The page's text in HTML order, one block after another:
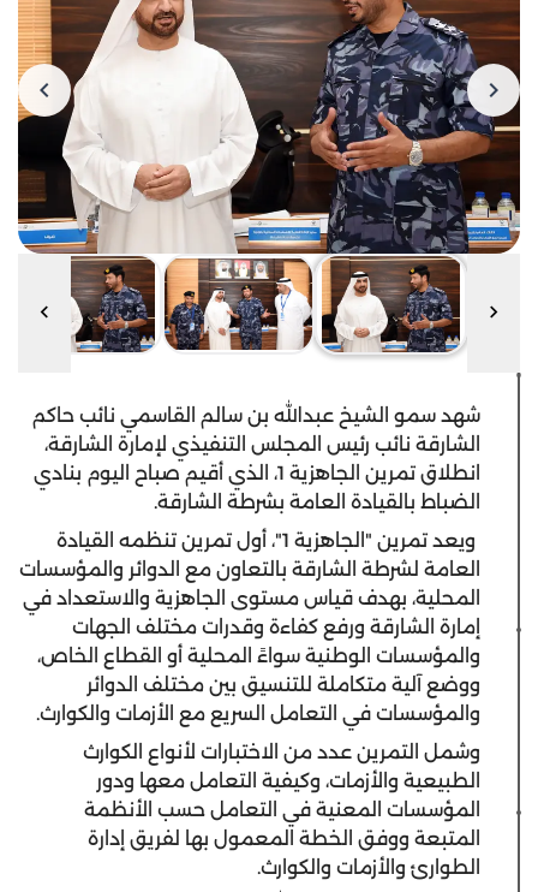
شهد سمو الشيخ عبدالله بن سالم القاسمي نائب حاكم
الشارقة نائب رئيس المجلس التنفيذي لإمارة الشارقة،
انطلاق تمرين الجاهزية 1، الذي أقيم صباح اليوم بنادي
الضباط بالقيادة العامة بشرطة الشارقة.
ويعد تمرين "الجاهزية 1"، أول تمرين تنظمه القيادة
العامة لشرطة الشارقة بالتعاون مع الدوائر والمؤسسات
المحلية، بهدف قياس مستوى الجاهزية والاستعداد في
إمارة الشارقة ورفع كفاءة وقدرات مختلف الجهات
والمؤسسات الوطنية سواءً المحلية أو القطاع الخاص،
ووضع آلية متكاملة للتنسيق بين مختلف الدوائر
والمؤسسات في التعامل السريع مع الأزمات والكوارث.
وشمل التمرين عدد من الاختبارات لأنواع الكوارث
الطبيعية والأزمات، وكيفية التعامل معها ودور
المؤسسات المعنية في التعامل حسب الأنظمة
المتبعة ووفق الخطة المعمول بها لفريق إدارة
الطوارئ والأزمات والكوارث.